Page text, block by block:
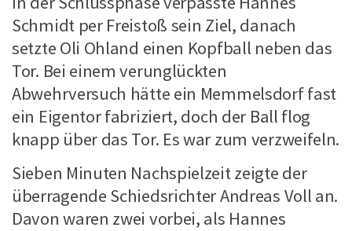
Schmidt per Freistoß sein Ziel, danach
setzte Oli Ohland einen Kopfball neben das
Tor. Bei einem verunglückten
Abwehrversuch hätte ein Memmelsdorf fast
ein Eigentor fabriziert, doch der Ball flog
knapp über das Tor. Es war zum verzweifeln.
Sieben Minuten Nachspielzeit zeigte der
überragende Schiedsrichter Andreas Voll an.
Davon waren zwei vorbei, als Hannes